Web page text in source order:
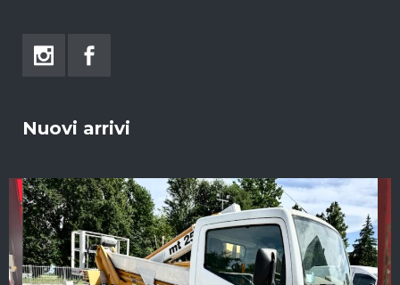
Nuovi arrivi